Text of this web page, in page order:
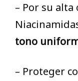
– Por su
tono
– Proteger